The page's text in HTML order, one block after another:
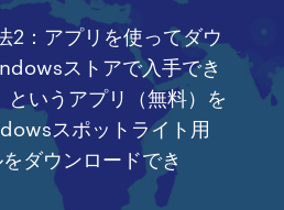
2：アプリを使ってダウ
ストアで入手でき
いうアプリ（無料）を
スポットライト用
ダウンロードでき